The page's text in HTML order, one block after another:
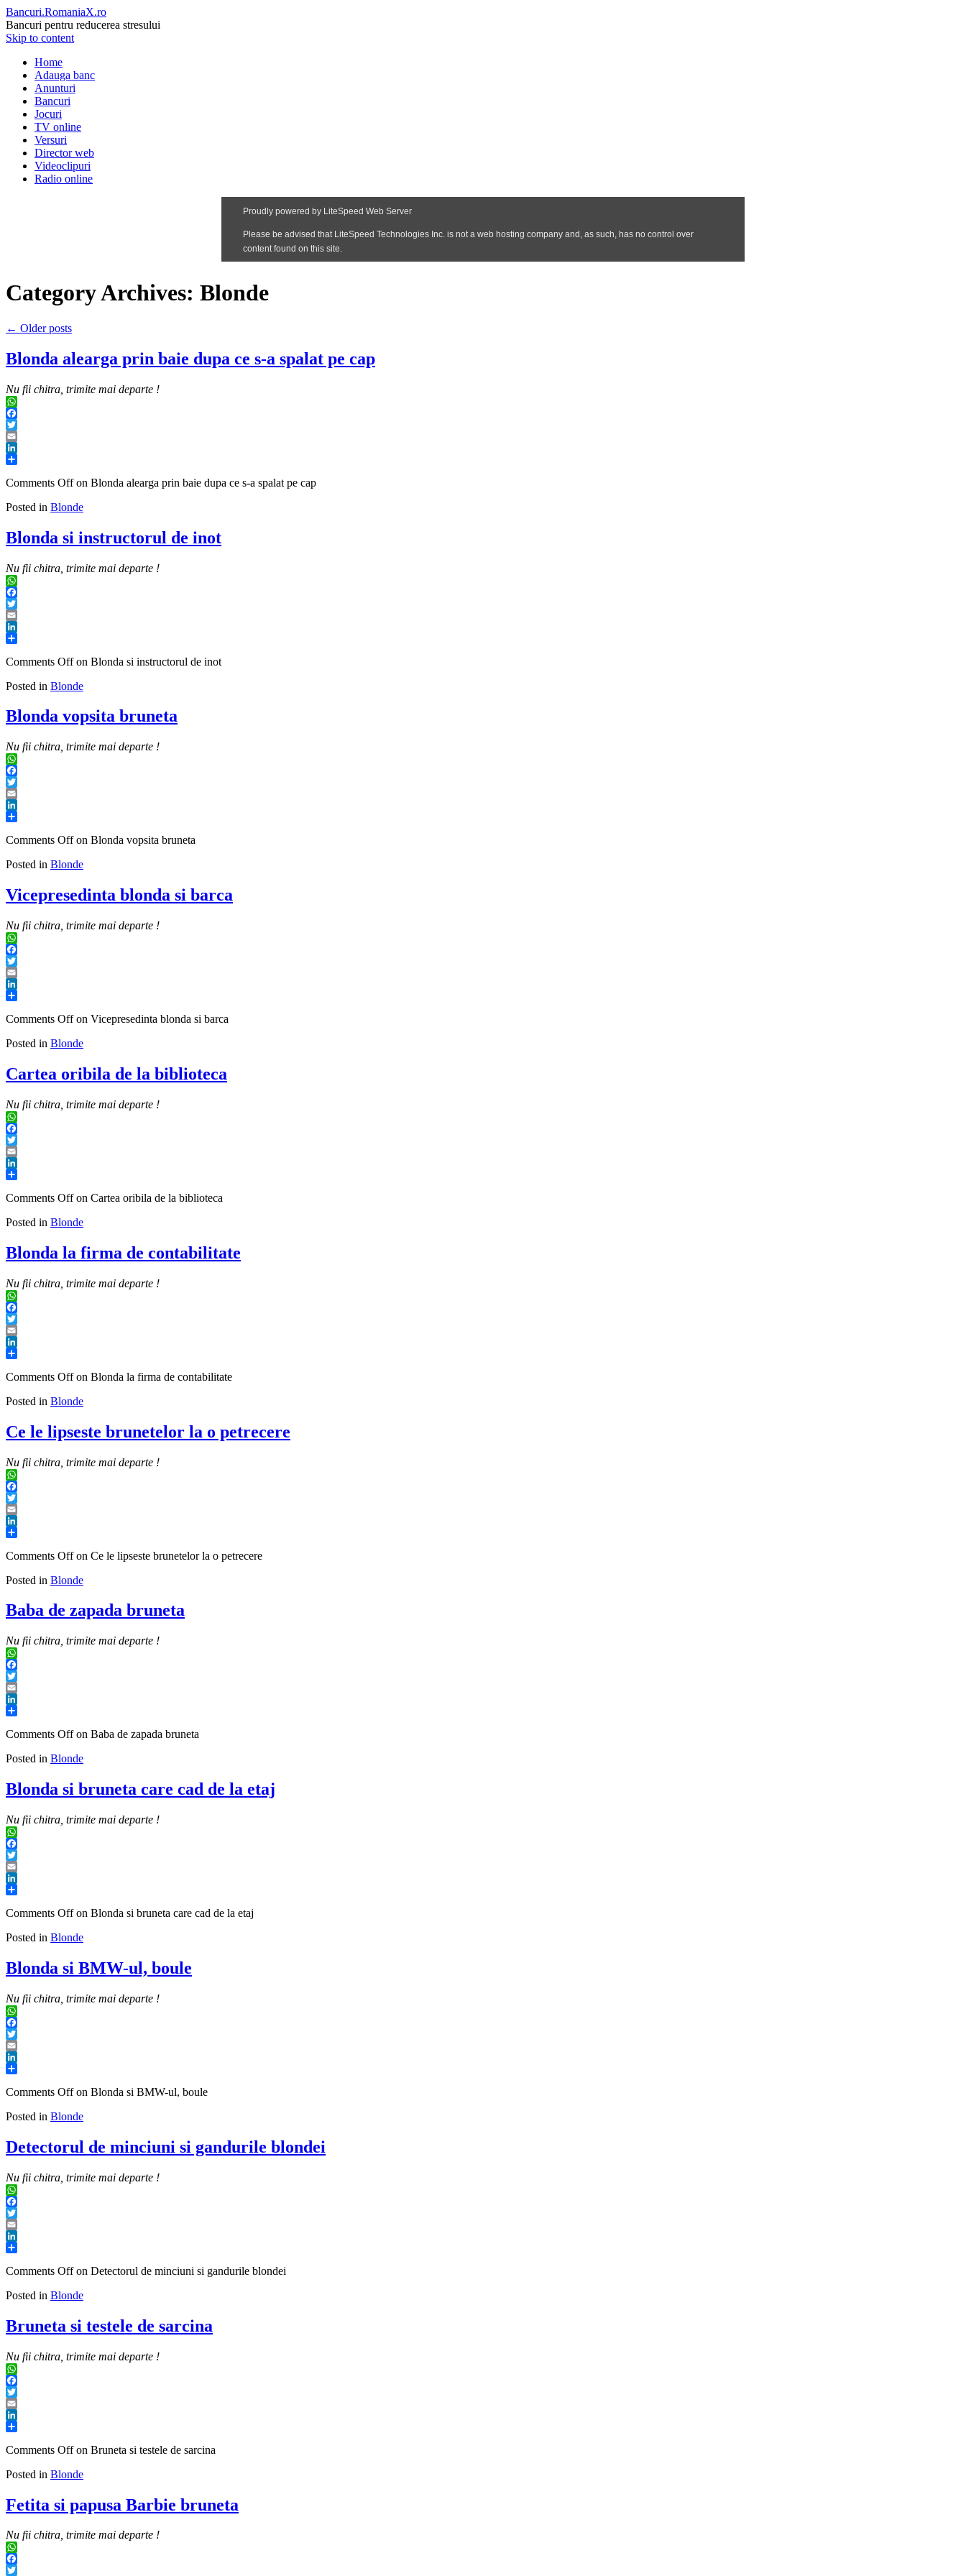
Bancuri.RomaniaX.ro
Bancuri pentru reducerea stresului
Skip to content
Home
Adauga banc
Anunturi
Bancuri
Jocuri
TV online
Versuri
Director web
Videoclipuri
Radio online
Category Archives: Blonde
← Older posts
Blonda alearga prin baie dupa ce s-a spalat pe cap
Nu fii chitra, trimite mai departe !
WhatsApp
Facebook
Twitter
Email
LinkedIn
Comments Offon Blonda alearga prin baie dupa ce s-a spalat pe cap
Posted in Blonde
Blonda si instructorul de inot
Nu fii chitra, trimite mai departe !
WhatsApp
Facebook
Twitter
Email
LinkedIn
Comments Offon Blonda si instructorul de inot
Posted in Blonde
Blonda vopsita bruneta
Nu fii chitra, trimite mai departe !
WhatsApp
Facebook
Twitter
Email
LinkedIn
Comments Offon Blonda vopsita bruneta
Posted in Blonde
Vicepresedinta blonda si barca
Nu fii chitra, trimite mai departe !
WhatsApp
Facebook
Twitter
Email
LinkedIn
Comments Offon Vicepresedinta blonda si barca
Posted in Blonde
Cartea oribila de la biblioteca
Nu fii chitra, trimite mai departe !
WhatsApp
Facebook
Twitter
Email
LinkedIn
Comments Offon Cartea oribila de la biblioteca
Posted in Blonde
Blonda la firma de contabilitate
Nu fii chitra, trimite mai departe !
WhatsApp
Facebook
Twitter
Email
LinkedIn
Comments Offon Blonda la firma de contabilitate
Posted in Blonde
Ce le lipseste brunetelor la o petrecere
Nu fii chitra, trimite mai departe !
WhatsApp
Facebook
Twitter
Email
LinkedIn
Comments Offon Ce le lipseste brunetelor la o petrecere
Posted in Blonde
Baba de zapada bruneta
Nu fii chitra, trimite mai departe !
WhatsApp
Facebook
Twitter
Email
LinkedIn
Comments Offon Baba de zapada bruneta
Posted in Blonde
Blonda si bruneta care cad de la etaj
Nu fii chitra, trimite mai departe !
WhatsApp
Facebook
Twitter
Email
LinkedIn
Comments Offon Blonda si bruneta care cad de la etaj
Posted in Blonde
Blonda si BMW-ul, boule
Nu fii chitra, trimite mai departe !
WhatsApp
Facebook
Twitter
Email
LinkedIn
Comments Offon Blonda si BMW-ul, boule
Posted in Blonde
Detectorul de minciuni si gandurile blondei
Nu fii chitra, trimite mai departe !
WhatsApp
Facebook
Twitter
Email
LinkedIn
Comments Offon Detectorul de minciuni si gandurile blondei
Posted in Blonde
Bruneta si testele de sarcina
Nu fii chitra, trimite mai departe !
WhatsApp
Facebook
Twitter
Email
LinkedIn
Comments Offon Bruneta si testele de sarcina
Posted in Blonde
Fetita si papusa Barbie bruneta
Nu fii chitra, trimite mai departe !
WhatsApp
Facebook